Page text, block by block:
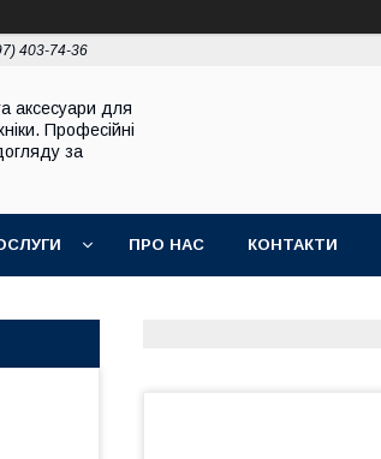
403-74-36
аксесуари для
Професійні
за
ПРО НАС КОНТАКТИ